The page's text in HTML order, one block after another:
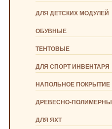
ДЛЯ ДЕТСКИХ МОДУЛЕЙ
ОБУВНЫЕ
ТЕНТОВЫЕ
ДЛЯ СПОРТ ИНВЕНТАРЯ
НАПОЛЬНОЕ ПОКРЫТИЕ
ДРЕВЕСНО-
ДЛЯ ЯХТ